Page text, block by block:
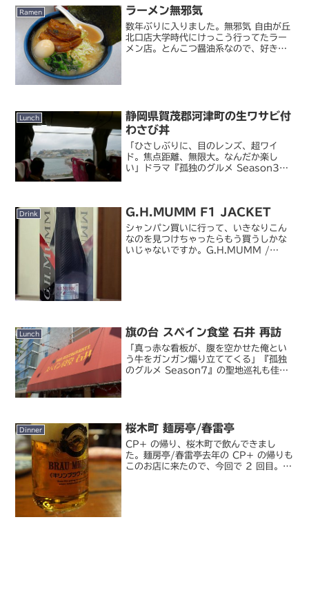
い中華には先行して...
Ramen ラーメン無邪気
数年ぶりに入りました。無邪気 自由が丘
北口店大学時代にけっこう行ってたラー
メン店。とんこつ醤油系なので、好き嫌
Lunch
静岡県賀茂郡河津町の生ワサビ付
わさび丼
「ひさしぶりに、目のレンズ、超ワイ
ド。焦点距離、無限大。なんだか楽し
い」ドラマ『孤独のグルメ Season3』
来る機会をずっと狙...
Drink G.H.MUMM F1 JACKET
シャンパン買いに行って、いきなりこん
なのを見つけちゃったらもう買うしかな
いじゃないですか。G.H.MUMM /
Lunch 旗の台 スペイン食堂 石井 再訪
「真っ赤な看板が、腹を空かせた俺とい
う牛をガンガン煽り立ててくる」『孤独
のグルメ Season7』の聖地巡礼も佳境
Dinner 桜木町 麺房亭/春雷亭
CP+ の帰り、桜木町で飲んできまし
た。麺房亭/春雷亭去年の CP+ の帰りも
このお店に来たので、今回で 2 回目。桜